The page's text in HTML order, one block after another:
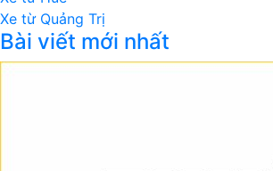
Xe từ Quảng Trị
Bài viết mới nhất